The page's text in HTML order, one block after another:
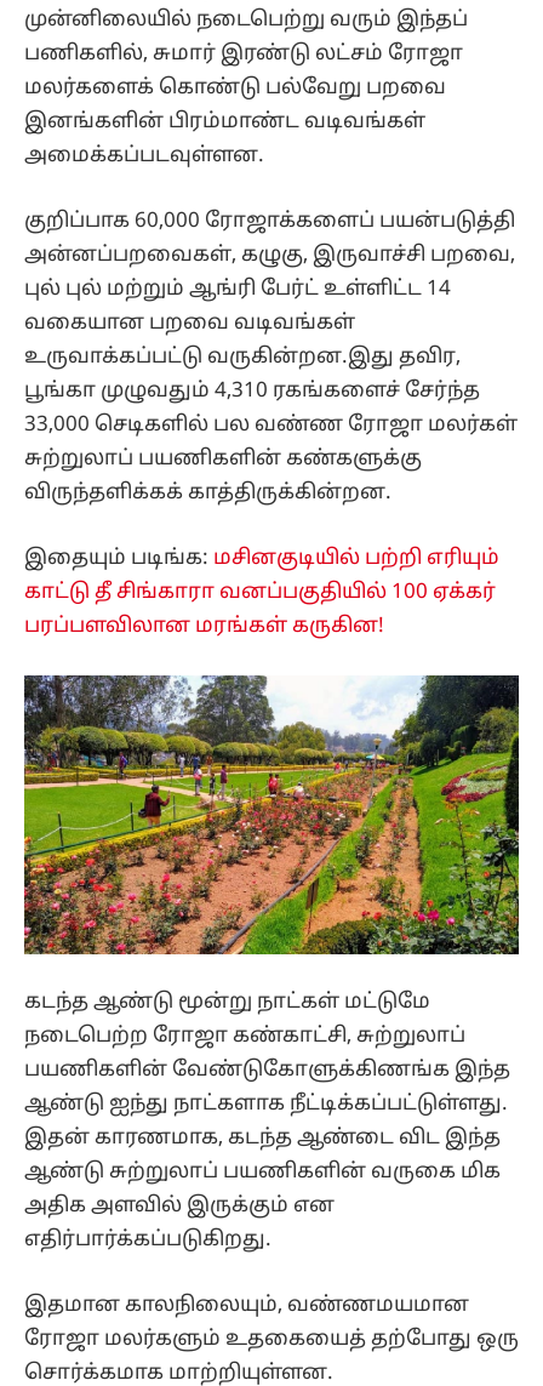
முன்னிலையில் நடைபெற்று வரும் இந்தப்
பணிகளில், சுமார் இரண்டு லட்சம் ரோஜா
மலர்களைக் கொண்டு பல்வேறு பறவை
இனங்களின் பிரம்மாண்ட வடிவங்கள்
அமைக்கப்படவுள்ளன.
குறிப்பாக 60,000 ரோஜாக்களைப் பயன்படுத்தி
அன்னப்பறவைகள், கழுகு, இருவாச்சி பறவை,
புல் புல் மற்றும் ஆங்ரி பேர்ட் உள்ளிட்ட 14
வகையான பறவை வடிவங்கள்
உருவாக்கப்பட்டு வருகின்றன.இது தவிர,
பூங்கா முழுவதும் 4,310 ரகங்களைச் சேர்ந்த
33,000 செடிகளில் பல வண்ண ரோஜா மலர்கள்
சுற்றுலாப் பயணிகளின் கண்களுக்கு
விருந்தளிக்கக் காத்திருக்கின்றன.
இதையும் படிங்க: மசினகுடியில் பற்றி எரியும்
காட்டு தீ சிங்காரா வனப்பகுதியில் 100 ஏக்கர்
பரப்பளவிலான மரங்கள் கருகின!
கடந்த ஆண்டு மூன்று நாட்கள் மட்டுமே
நடைபெற்ற ரோஜா கண்காட்சி, சுற்றுலாப்
பயணிகளின் வேண்டுகோளுக்கிணங்க இந்த
ஆண்டு ஐந்து நாட்களாக நீட்டிக்கப்பட்டுள்ளது.
இதன் காரணமாக, கடந்த ஆண்டை விட இந்த
ஆண்டு சுற்றுலாப் பயணிகளின் வருகை மிக
அதிக அளவில் இருக்கும் என
எதிர்பார்க்கப்படுகிறது.
இதமான காலநிலையும், வண்ணமயமான
ரோஜா மலர்களும் உதகையைத் தற்போது ஒரு
சொர்க்கமாக மாற்றியுள்ளன.